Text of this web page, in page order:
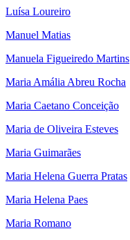
Luísa Loureiro
Manuel Matias
Manuela Figueiredo Martins
Maria Amália Abreu Rocha
Maria Caetano Conceição
Maria de Oliveira Esteves
Maria Guimarães
Maria Helena Guerra Pratas
Maria Helena Paes
Maria Romano